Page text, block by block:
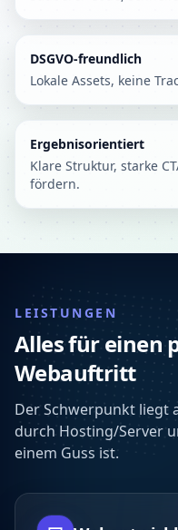
DSGVO-freundlich
Lokale Assets, keine
Ergebnisorientiert
Klare Struktur, starke
fördern.
LEISTUNGEN
Alles für einen
Webauftritt
Der Schwerpunkt liegt
durch Hosting/Server
einem Guss ist.